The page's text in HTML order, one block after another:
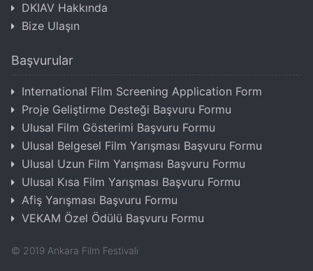
DKIAV Hakkında
Bize Ulaşın
Başvurular
International Film Screening Application Form
Proje Geliştirme Desteği Başvuru Formu
Ulusal Film Gösterimi Başvuru Formu
Ulusal Belgesel Film Yarışması Başvuru Formu
Ulusal Uzun Film Yarışması Başvuru Formu
Ulusal Kısa Film Yarışması Başvuru Formu
Afiş Yarışması Başvuru Formu
VEKAM Özel Ödülü Başvuru Formu
© 2019 Ankara Film Festivali